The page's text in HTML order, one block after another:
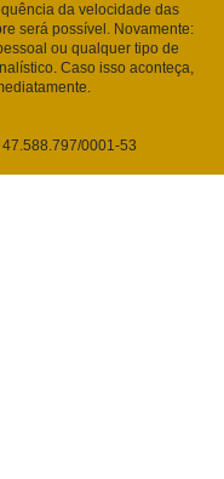
da velocidade das
será possível. Novamente:
ou qualquer tipo de
Caso isso aconteça,
47.588.797/0001-53